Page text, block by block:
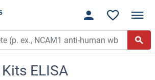
ELISA